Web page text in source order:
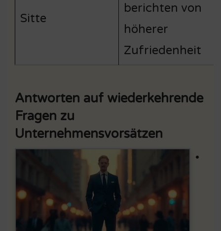
Sitte
berichten von
höherer
Zufriedenheit
Antworten auf wiederkehrende
Fragen zu
Unternehmensvorsätzen
•